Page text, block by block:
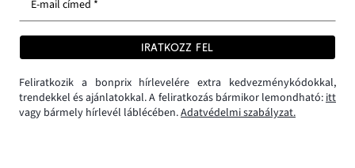
E-mail címed *
IRATKOZZ FEL
Feliratkozik a bonprix hírlevelére extra kedvezménykódokkal,
trendekkel és ajánlatokkal. A feliratkozás bármikor lemondható:itt
vagy bármely hírlevél láblécében.Adatvédelmi szabályzat.